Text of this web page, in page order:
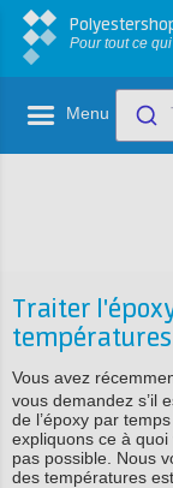
Pour tout ce
Menu
Traiter
températures
Vous avez
vous demandez s’il
de l’époxy par
expliquons ce à
pas possible. Nous
des températures